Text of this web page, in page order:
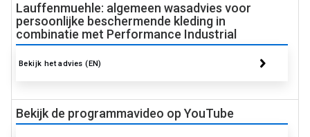
Lauffenmuehle: algemeen wasadvies voor
persoonlijke beschermende kleding in
combinatie met Performance Industrial
Bekijk het advies (EN)
Bekijk de programmavideo op YouTube